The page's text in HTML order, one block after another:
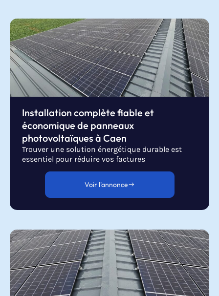
Installation complète fiable et
économique de panneaux
photovoltaïques à Caen
Trouver une solution énergétique durable est
essentiel pour réduire vos factures
Voir l'annonce